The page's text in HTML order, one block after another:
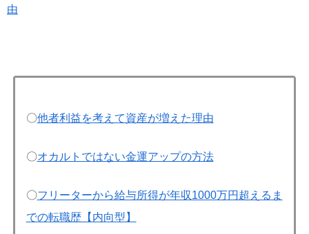
由
〇他者利益を考えて資産が増えた理由
〇オカルトではない金運アップの方法
〇フリーターから給与所得が年収1000万円超えるま
での転職歴【内向型】